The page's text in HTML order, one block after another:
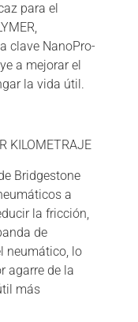
para el
clave NanoPro-
a mejorar el
la vida útil.
KILOMETRAJE
Bridgestone
a
la fricción,
de
neumático, lo
agarre de la
más